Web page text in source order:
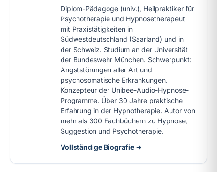
Diplom-Pädagoge (univ.), Heilpraktiker für
Psychotherapie und Hypnosetherapeut
mit Praxistätigkeiten in
Südwestdeutschland (Saarland) und in
der Schweiz. Studium an der Universität
der Bundeswehr München. Schwerpunkt:
Angststörungen aller Art und
psychosomatische Erkrankungen.
Konzepteur der Unibee-Audio-Hypnose-
Programme. Über 30 Jahre praktische
Erfahrung in der Hypnotherapie. Autor von
mehr als 300 Fachbüchern zu Hypnose,
Suggestion und Psychotherapie.
Vollständige Biografie →